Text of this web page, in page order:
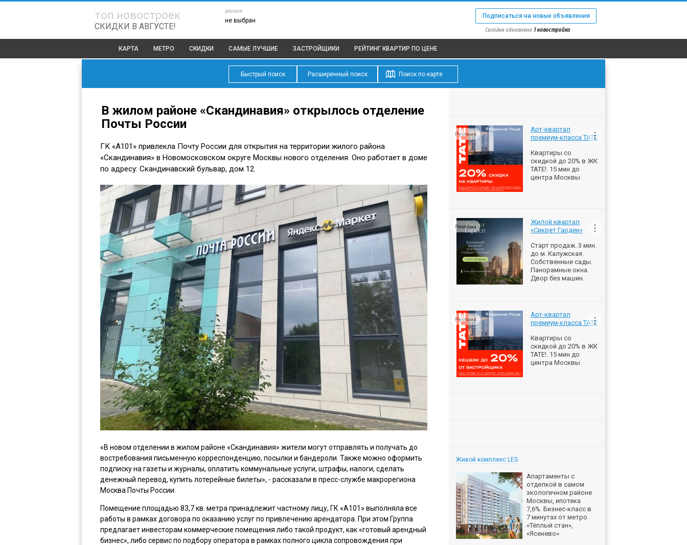
топ новостроек
СКИДКИ В АВГУСТЕ!
регион
не выбран
Подписаться на новые объявления
Сегодня обновлено 1 новостройка
КАРТА МЕТРО СКИДКИ САМЫЕ ЛУЧШИЕ ЗАСТРОЙЩИКИ РЕЙТИНГ КВАРТИР ПО ЦЕНЕ
Быстрый поиск Расширенный поиск Поиск по карте
В жилом районе «Скандинавия» открылось отделение
Почты России
ГК «А101» привлекла Почту России для открытия на территории жилого района
«Скандинавия» в Новомосковском округе Москвы нового отделения. Оно работает в доме
по адресу: Скандинавский бульвар, дом 12.
«В новом отделении в жилом районе «Скандинавия» жители могут отправлять и получать до
востребования письменную корреспонденцию, посылки и бандероли. Также можно оформить
подписку на газеты и журналы, оплатить коммунальные услуги, штрафы, налоги, сделать
денежный перевод, купить лотерейные билеты», - рассказали в пресс-службе макрорегиона
Москва Почты России.
Помещение площадью 83,7 кв. метра принадлежит частному лицу, ГК «А101» выполняла все
работы в рамках договора по оказанию услуг по привлечению арендатора. При этом Группа
предлагает инвесторам коммерческие помещения либо такой продукт, как «готовый арендный
бизнес», либо сервис по подбору оператора в рамках полного цикла сопровождения при
Арт-квартал
премиум-класса ТАТЕ
Квартиры со
скидкой до 20% в ЖК
ТАТЕ!. 15 мин до
центра Москвы
Реклама
Жилой квартал
«Сикрет Гарден»
Старт продаж. 3 мин.
до м. Калужская.
Собственные сады.
Панорамные окна.
Двор без машин.
Реклама
Арт-квартал
премиум-класса ТАТЕ
Квартиры со
скидкой до 20% в ЖК
ТАТЕ!. 15 мин до
центра Москвы
Реклама
Живой комплекс LES
Апартаменты с
отделкой в самом
экологичном районе
Москвы, ипотека
7,6%. Бизнес-класс в
7 минутах от метро
«Тёплый стан»,
«Ясенево»